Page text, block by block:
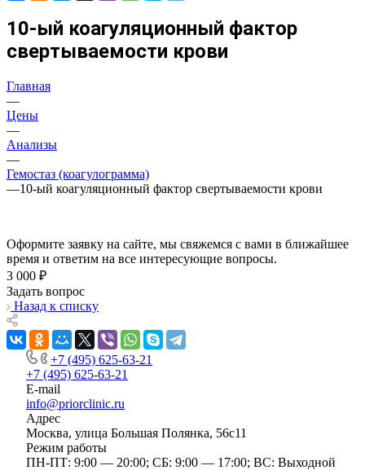
10-ый коагуляционный фактор
свертываемости крови
Главная
—
Цены
—
Анализы
—
Гемостаз (коагулограмма)
—10-ый коагуляционный фактор свертываемости крови
Оформите заявку на сайте, мы свяжемся с вами в ближайшее
время и ответим на все интересующие вопросы.
3 000 ₽
Задать вопрос
Назад к списку
+7 (495) 625-63-21
+7 (495) 625-63-21
E-mail
info@priorclinic.ru
Адрес
Москва, улица Большая Полянка, 56с11
Режим работы
ПН-ПТ: 9:00 — 20:00; СБ: 9:00 — 17:00; ВС: Выходной